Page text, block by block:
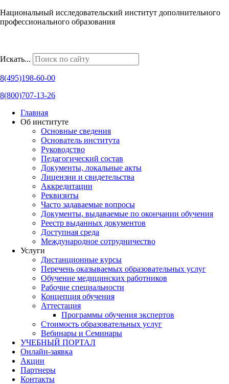
Национальный исследовательский институт дополнительного
профессионального образования
Искать...
8(495)198-60-00
8(800)707-13-26
Главная
Об институте
Основные сведения
Основатель института
Руководство
Педагогический состав
Документы, локальные акты
Лицензии и свидетельства
Аккредитации
Реквизиты
Часто задаваемые вопросы
Документы, выдаваемые по окончании обучения
Реестр выданных документов
Доступная среда
Международное сотрудничество
Услуги
Дистанционные курсы
Перечень оказываемых образовательных услуг
Обучение медицинских работников
Рабочие специальности
Концепция обучения
Аттестация
Программы обучения экспертов
Стоимость образовательных услуг
Вебинары и Семинары
УЧЕБНЫЙ ПОРТАЛ
Онлайн-заявка
Акции
Партнеры
Контакты